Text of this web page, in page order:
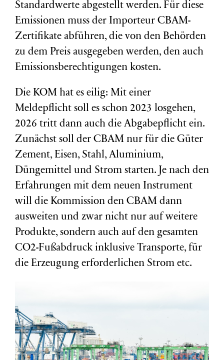
Standardwerte abgestellt werden. Für diese
Emissionen muss der Importeur CBAM-
Zertifikate abführen, die von den Behörden
zu dem Preis ausgegeben werden, den auch
Emissionsberechtigungen kosten.
Die KOM hat es eilig: Mit einer
Meldepflicht soll es schon 2023 losgehen,
2026 tritt dann auch die Abgabepflicht ein.
Zunächst soll der CBAM nur für die Güter
Zement, Eisen, Stahl, Aluminium,
Düngemittel und Strom starten. Je nach den
Erfahrungen mit dem neuen Instrument
will die Kommission den CBAM dann
ausweiten und zwar nicht nur auf weitere
Produkte, sondern auch auf den gesamten
CO2-Fußabdruck inklusive Transporte, für
die Erzeugung erforderlichen Strom etc.